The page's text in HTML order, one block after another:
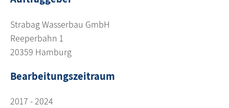
Strabag Wasserbau GmbH
Reeperbahn 1
20359 Hamburg
Bearbeitungszeitraum
2017 - 2024